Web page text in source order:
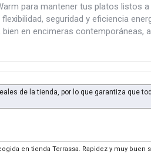
para mantener tus platos listos
seguridad y eficiencia
bien en encimeras contemporáneas,
de la tienda, por lo que garantiza que
en tienda Terrassa. Rapidez y muy buen